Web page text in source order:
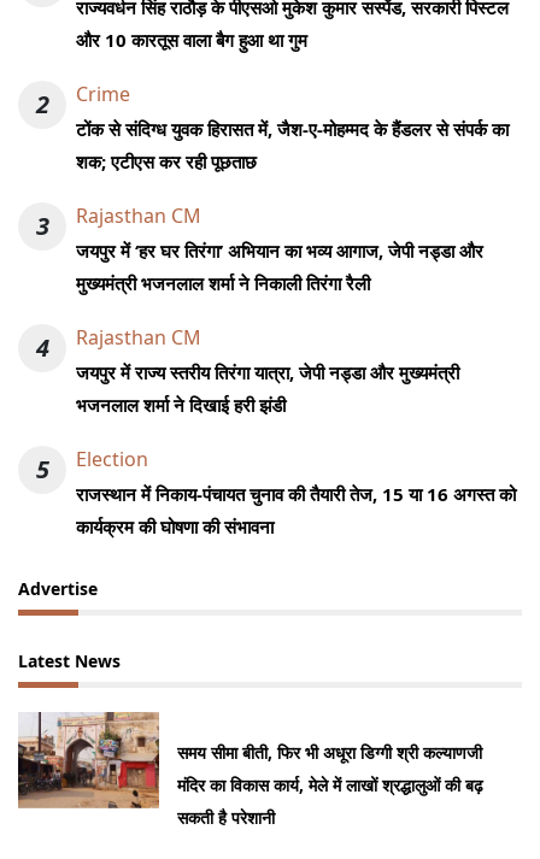
राज्यवर्धन सिंह राठौड़ के पीएसओ मुकेश कुमार सस्पेंड, सरकारी पिस्टल
और 10 कारतूस वाला बैग हुआ था गुम
2 Crime
टोंक से संदिग्ध युवक हिरासत में, जैश-ए-मोहम्मद के हैंडलर से संपर्क का
शक; एटीएस कर रही पूछताछ
3 Rajasthan CM
जयपुर में ‘हर घर तिरंगा’ अभियान का भव्य आगाज, जेपी नड्डा और
मुख्यमंत्री भजनलाल शर्मा ने निकाली तिरंगा रैली
4 Rajasthan CM
जयपुर में राज्य स्तरीय तिरंगा यात्रा, जेपी नड्डा और मुख्यमंत्री
भजनलाल शर्मा ने दिखाई हरी झंडी
5 Election
राजस्थान में निकाय-पंचायत चुनाव की तैयारी तेज, 15 या 16 अगस्त को
कार्यक्रम की घोषणा की संभावना
Advertise
Latest News
समय सीमा बीती, फिर भी अधूरा डिग्गी श्री कल्याणजी
मंदिर का विकास कार्य, मेले में लाखों श्रद्धालुओं की बढ़
सकती है परेशानी